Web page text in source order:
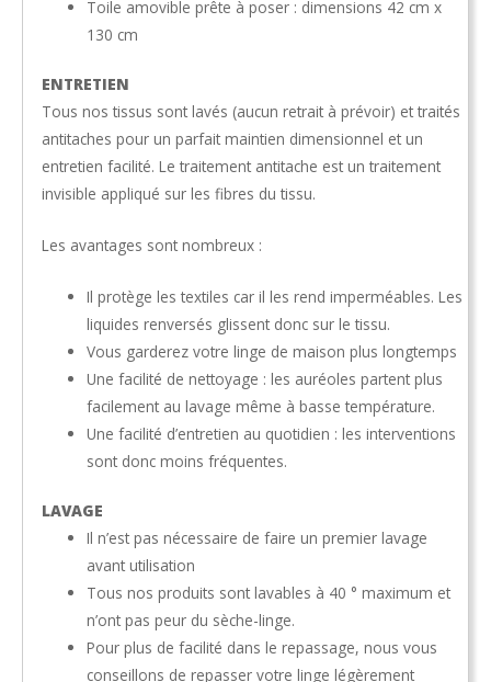
Toile amovible prête à poser : dimensions 42 cm x
130 cm
ENTRETIEN
Tous nos tissus sont lavés (aucun retrait à prévoir) et traités
antitaches pour un parfait maintien dimensionnel et un
entretien facilité. Le traitement antitache est un traitement
invisible appliqué sur les fibres du tissu.
Les avantages sont nombreux :
Il protège les textiles car il les rend imperméables. Les
liquides renversés glissent donc sur le tissu.
Vous garderez votre linge de maison plus longtemps
Une facilité de nettoyage : les auréoles partent plus
facilement au lavage même à basse température.
Une facilité d’entretien au quotidien : les interventions
sont donc moins fréquentes.
LAVAGE
Il n’est pas nécessaire de faire un premier lavage
avant utilisation
Tous nos produits sont lavables à 40 ° maximum et
n’ont pas peur du sèche-linge.
Pour plus de facilité dans le repassage, nous vous
conseillons de repasser votre linge légèrement